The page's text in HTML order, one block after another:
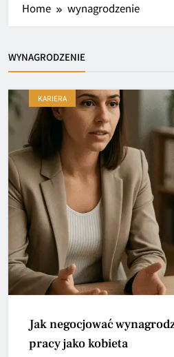
Home wynagrodzenie
WYNAGRODZENIE
KARIERA
Jak negocjować
pracy jako kobieta